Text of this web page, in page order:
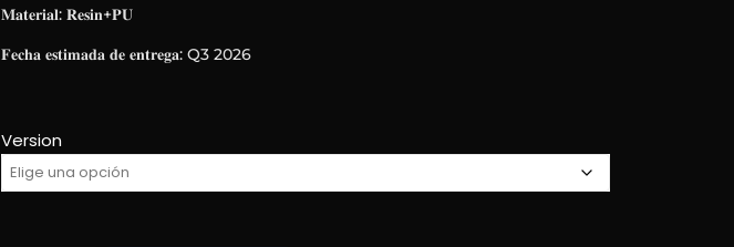
𝐌𝐚𝐭𝐞𝐫𝐢𝐚𝐥: 𝐑𝐞𝐬𝐢𝐧+𝐏𝐔
𝐅𝐞𝐜𝐡𝐚 𝐞𝐬𝐭𝐢𝐦𝐚𝐝𝐚 𝐝𝐞 𝐞𝐧𝐭𝐫𝐞𝐠𝐚: Q3 2026
Version